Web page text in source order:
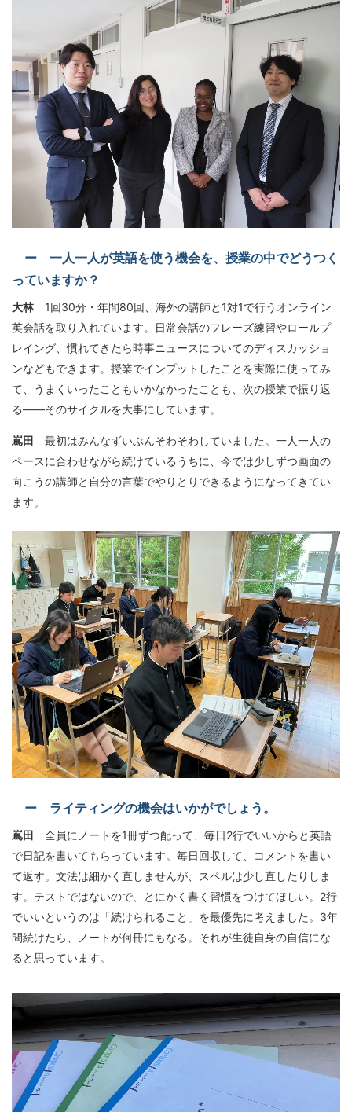
ー 一人一人が英語を使う機会を、授業の中でどうつく
っていますか？
大林1回30分・年間80回、海外の講師と1対1で行うオンライン
英会話を取り入れています。日常会話のフレーズ練習やロールプ
レイング、慣れてきたら時事ニュースについてのディスカッショ
ンなどもできます。授業でインプットしたことを実際に使ってみ
て、うまくいったこともいかなかったことも、次の授業で振り返
る——そのサイクルを大事にしています。
嶌田
最初はみんなずいぶんそわそわしていました。一人一人の
ペースに合わせながら続けているうちに、今では少しずつ画面の
向こうの講師と自分の言葉でやりとりできるようになってきてい
ます。
ー ライティングの機会はいかがでしょう。
嶌田 全員にノートを1冊ずつ配って、毎日2行でいいからと英語
で日記を書いてもらっています。毎日回収して、コメントを書い
て返す。文法は細かく直しませんが、スペルは少し直したりしま
す。テストではないので、とにかく書く習慣をつけてほしい。2行
でいいというのは「続けられること」を最優先に考えました。3年
間続けたら、ノートが何冊にもなる。それが生徒自身の自信にな
ると思っています。